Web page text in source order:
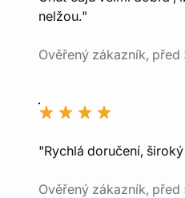
nelžou."
Ověřený zákazník, před
"Rychlá doručení,
Ověřený zákazník, před